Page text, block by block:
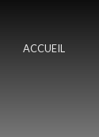
ACCUEIL